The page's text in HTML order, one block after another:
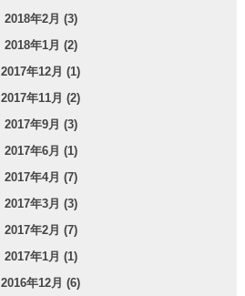
2018年2月 (3)
2018年1月 (2)
2017年12月 (1)
2017年11月 (2)
2017年9月 (3)
2017年6月 (1)
2017年4月 (7)
2017年3月 (3)
2017年2月 (7)
2017年1月 (1)
2016年12月 (6)